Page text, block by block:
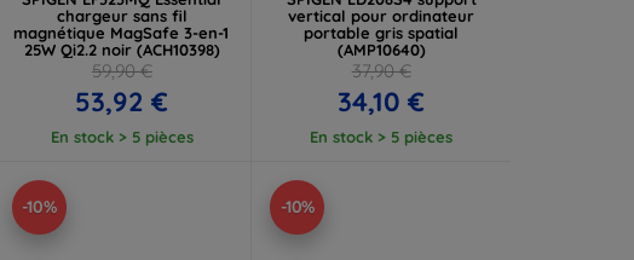
chargeur sans fil
magnétique MagSafe 3-en-1
25W Qi2.2 noir (ACH10398)
59,90 €
53,92 €
En stock > 5 pièces
vertical pour ordinateur
portable gris spatial
(AMP10640)
37,90 €
34,10 €
En stock > 5 pièces
-10% -10%